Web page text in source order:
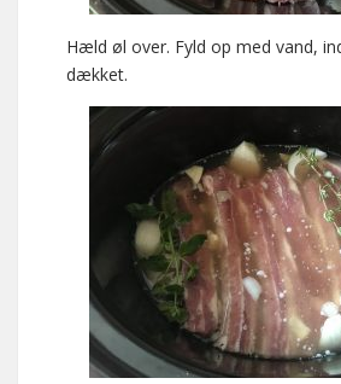
Hæld øl over. Fyld op med vand,
dækket.